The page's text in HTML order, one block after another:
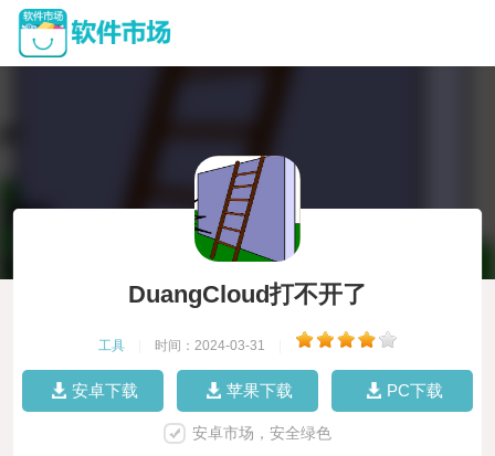
DuangCloud打不开了
工具 时间：2024-03-31
安卓下载 苹果下载 PC下载
安卓市场，安全绿色